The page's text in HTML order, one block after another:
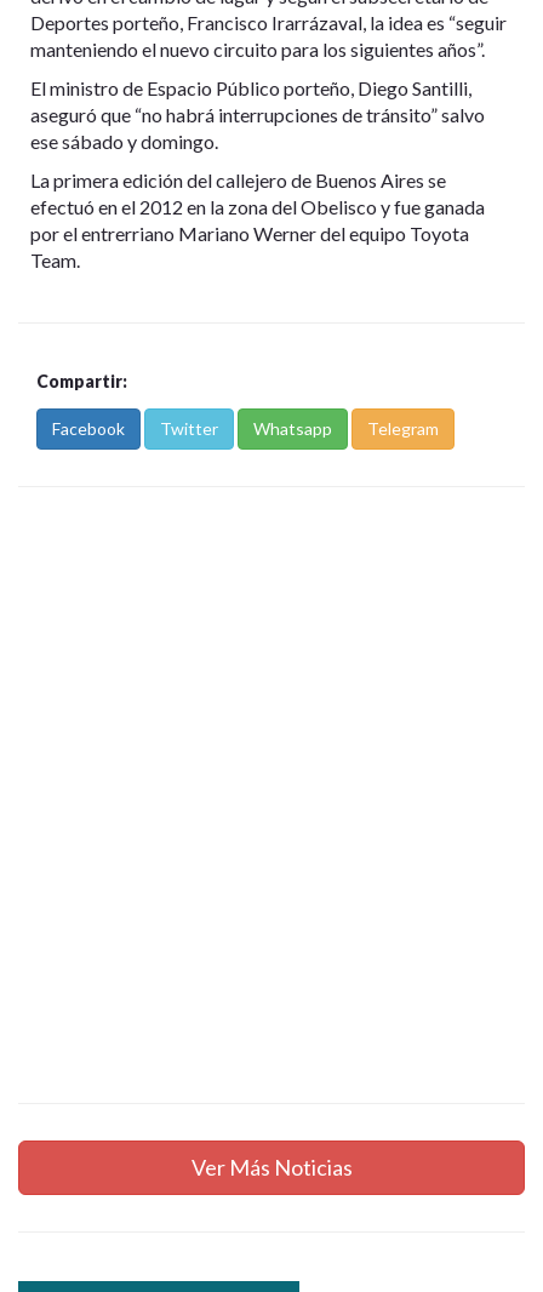
Deportes porteño, Francisco Irarrázaval, la idea es “seguir
manteniendo el nuevo circuito para los siguientes años”.
El ministro de Espacio Público porteño, Diego Santilli,
aseguró que “no habrá interrupciones de tránsito” salvo
ese sábado y domingo.
La primera edición del callejero de Buenos Aires se
efectuó en el 2012 en la zona del Obelisco y fue ganada
por el entrerriano Mariano Werner del equipo Toyota
Team.
Compartir:
Facebook Twitter Whatsapp Telegram
Ver Más Noticias